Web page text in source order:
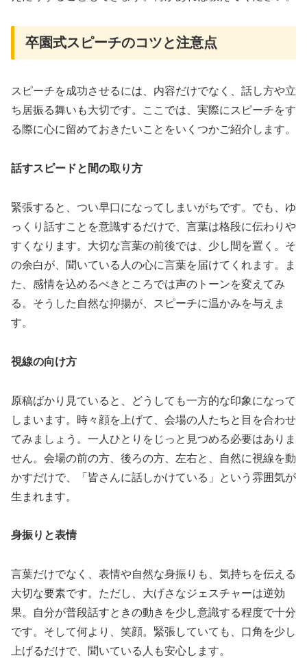
卒園式スピーチのコツと注意点
スピーチを成功させるには、内容だけでなく、話し方や立
ち居振る舞いも大切です。ここでは、実際にスピーチをす
る際に心に留めておきたいことをいくつかご紹介します。
話すスピードと間の取り方
緊張すると、つい早口になってしまいがちです。でも、ゆ
っくり話すことを意識するだけで、言葉は格段に伝わりや
すくなります。大切な言葉の前後では、少し間を置く。そ
の余白が、聞いている人の心に言葉を届けてくれます。ま
た、感情を込めるべきところでは声のトーンを変えてみ
る。そうした自然な抑揚が、スピーチに温かみを与えま
す。
視線の向け方
原稿ばかり見ていると、どうしても一方的な印象になって
しまいます。時々顔を上げて、会場の人たちと目を合わせ
てみましょう。一人ひとりをじっと見つめる必要はありま
せん。会場の前の方、後ろの方、左右と、自然に視線を動
かすだけで、「皆さんに話しかけている」という雰囲気が
生まれます。
身振りと表情
言葉だけでなく、表情や自然な身振りも、気持ちを伝える
大切な要素です。ただし、大げさなジェスチャーは逆効
果。自分が普段話すときの動きを少し意識する程度で十分
です。そして何より、笑顔。緊張していても、口角を少し
上げるだけで、聞いている人も安心します。